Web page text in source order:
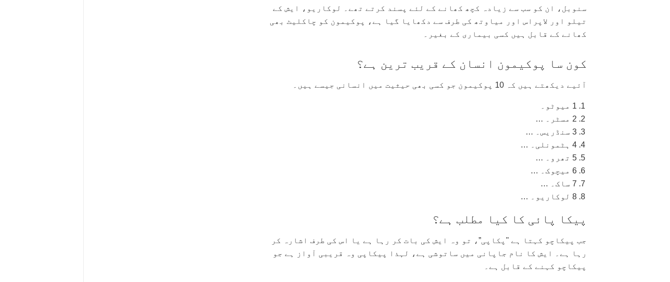
سنوبل، ان کو سب سے زیادہ کچھ کھانے کے لئے پسند کرتے تھے۔ لوکاریو، ایش کے
تیلو اور لاپراس اور میاوتھ کی طرف سے دکھایا گیا ہے، پوکیمون کو چاکلیٹ بھی
کھانے کے قابل ہیں کسی بیماری کے بغیر۔
کون سا پوکیمون انسان کے قریب ترین ہے؟
آئیے دیکھتے ہیں کہ 10 پوکیمون جو کسی بھی حیثیت میں انسانی جیسے ہیں۔
1 میوٹو۔
2 مسٹر۔ …
3 سنڈریس۔ …
4 ہٹمونلی۔ …
5 تھرو۔ …
6 میچوک۔ …
7 ساک۔ …
8 لوکاریو۔ …
پیکا پائی کا کیا مطلب ہے؟
جب پیکاچو کہتا ہے "پکاپی”، تو وہ ایش کی بات کر رہا ہے یا اس کی طرف اشارہ کر
رہا ہے۔ ایش کا نام جاپانی میں ساتوشی ہے، لہذا پیکاپی وہ قریبی آواز ہے جو
پیکاچو کہنے کے قابل ہے۔